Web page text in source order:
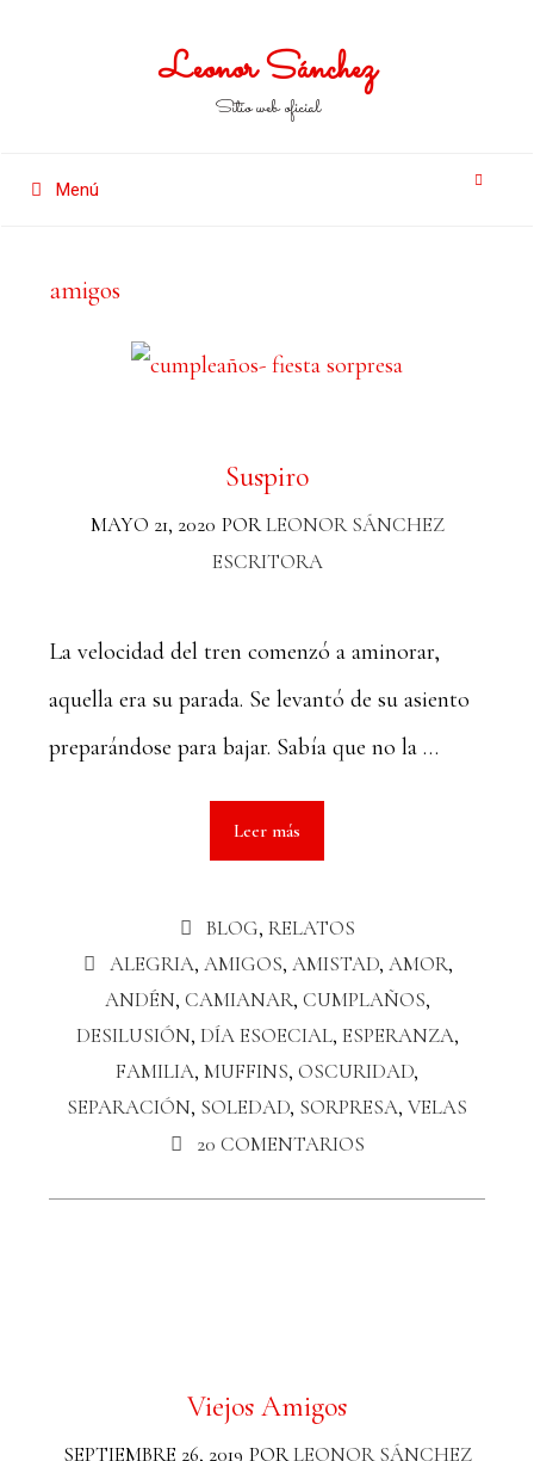
Leonor Sánchez
Sitio web oficial
Menú
amigos
Suspiro
MAYO 21, 2020 PORLEONOR SÁNCHEZ
ESCRITORA
La velocidad del tren comenzó a aminorar,
aquella era su parada. Se levantó de su asiento
preparándose para bajar. Sabía que no la …
Leer más
BLOG,RELATOS
ALEGRIA, AMIGOS, AMISTAD, AMOR,
ANDÉN, CAMIANAR, CUMPLAÑOS,
DESILUSIÓN, DÍA ESOECIAL, ESPERANZA,
FAMILIA, MUFFINS, OSCURIDAD,
SEPARACIÓN, SOLEDAD, SORPRESA, VELAS
20 COMENTARIOS
Viejos Amigos
SEPTIEMBRE 26, 2019 PORLEONOR SÁNCHEZ